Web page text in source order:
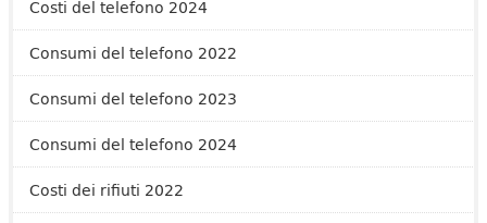
Costi del telefono 2024
Consumi del telefono 2022
Consumi del telefono 2023
Consumi del telefono 2024
Costi dei rifiuti 2022